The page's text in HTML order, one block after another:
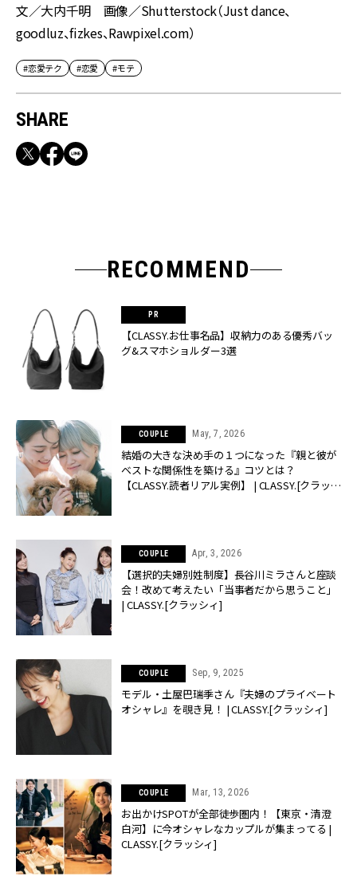
文／大内千明 画像／Shutterstock（Just dance、
goodluz、fizkes、Rawpixel.com）
#恋愛テク #恋愛 #モテ
SHARE
RECOMMEND
【CLASSY.お仕事名品】収納力のある優秀バッ
グ&スマホショルダー3選
COUPLE May, 7, 2026
結婚の大きな決め手の１つになった『親と彼が
ベストな関係性を築ける』コツとは？
【CLASSY.読者リアル実例】 | CLASSY.[クラッシ
COUPLE Apr, 3, 2026
【選択的夫婦別姓制度】長谷川ミラさんと座談
会！改めて考えたい「当事者だから思うこと」
| CLASSY.[クラッシィ]
COUPLE Sep, 9, 2025
モデル・土屋巴瑞季さん『夫婦のプライベート
オシャレ』を覗き見！ | CLASSY.[クラッシィ]
COUPLE Mar, 13, 2026
お出かけSPOTが全部徒歩圏内！【東京・清澄
白河】に今オシャレなカップルが集まってる |
CLASSY.[クラッシィ]